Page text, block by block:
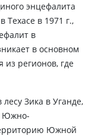
энцефалита
в 1971 г.,
в
в основном
регионов, где
Зика в Уганде,
Южно-
Южной